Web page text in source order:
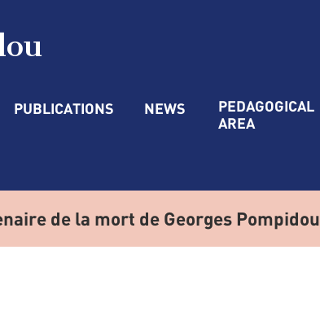
PUBLICATIONS NEWS
PEDAGOGICAL
AREA
de la mort de Georges Pompidou